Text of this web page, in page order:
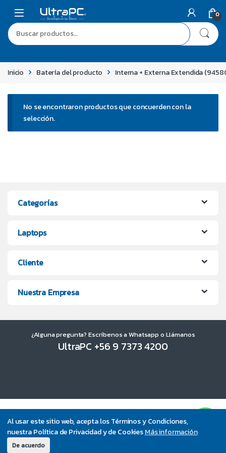
Al usar este sitio web, acepta los Términos y Condiciones,
nuestra Política de Privacidad y de CookiesMás información
De acuerdo
0
Inicio Batería del producto Interna + Externa Extendida
No se encontraron productos que concuerden con la
selección.
Categorías
Laptops
Cliente
Nuestra Empresa
¿Alguna pregunta? Escríbenos a Whatsapp o Llámanos
UltraPC +56 9 7373 4200